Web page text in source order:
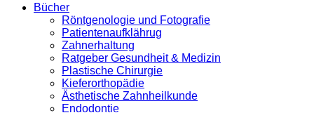
Bücher
Röntgenologie und Fotografie
Patientenaufklährug
Zahnerhaltung
Ratgeber Gesundheit & Medizin
Plastische Chirurgie
Kieferorthopädie
Ästhetische Zahnheilkunde
Endodontie